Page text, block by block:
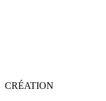
CRÉATION